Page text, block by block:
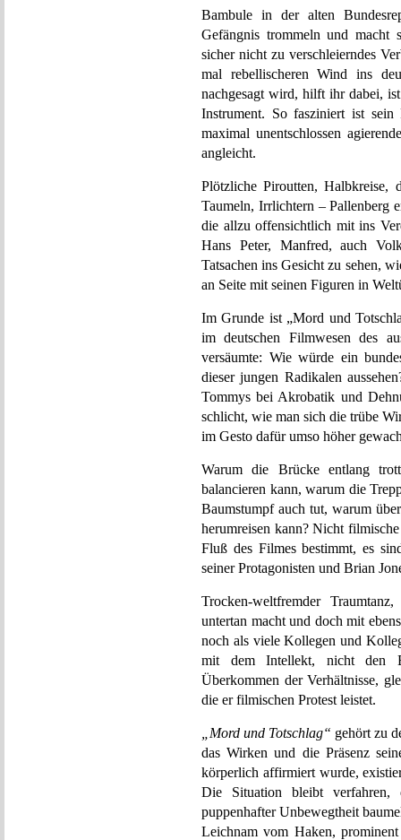
Bambule in der alten
Gefängnis trommeln und
sicher nicht zu verschleierndes
mal rebellischeren Wind ins
nachgesagt wird, hilft ihr dabei,
Instrument. So fasziniert ist
maximal unentschlossen
angleicht.
Plötzliche Piroutten,
Taumeln, Irrlichtern – Pallenberg
die allzu offensichtlich mit ins
Hans Peter, Manfred, auch
Tatsachen ins Gesicht zu sehen,
an Seite mit seinen Figuren in
Im Grunde ist „Mord und
im deutschen Filmwesen des
versäumte: Wie würde ein
dieser jungen Radikalen
Tommys bei Akrobatik und
schlicht, wie man sich die trübe
im Gesto dafür umso höher
Warum die Brücke entlang
balancieren kann, warum die
Baumstumpf auch tut, warum
herumreisen kann? Nicht
Fluß des Filmes bestimmt, es
seiner Protagonisten und Brian
Trocken-weltfremder
untertan macht und doch mit
noch als viele Kollegen und
mit dem Intellekt, nicht den
Überkommen der Verhältnisse,
die er filmischen Protest leistet.
„Mord und Totschlag“ gehört zu
das Wirken und die Präsenz
körperlich affirmiert wurde,
Die Situation bleibt
puppenhafter Unbewegtheit
Leichnam vom Haken,